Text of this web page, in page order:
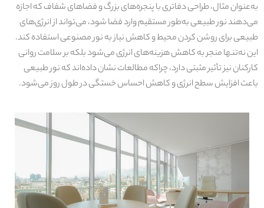
به‌عنوان مثال، طراحی دفاتری با پنجره‌های بزرگ و فضاهای شفاف که اجازه
می‌دهند نور طبیعی به‌طور مستقیم وارد فضا شود، می‌تواند از انرژی‌های
طبیعی برای روشن کردن محیط و کاهش نیاز به نور مصنوعی استفاده کند.
این نه‌تنها منجر به کاهش هزینه‌های انرژی می‌شود بلکه بر سلامت روانی
کارکنان نیز تأثیر مثبتی دارد، چراکه مطالعات نشان داده‌اند که نور طبیعی
باعث افزایش سطح انرژی و کاهش احساس خستگی در طول روز می‌شود.